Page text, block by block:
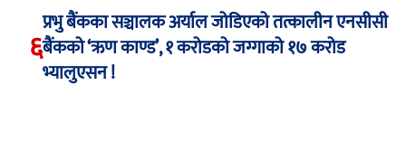
६
प्रभु बैंकका सञ्चालक अर्याल जोडिएको तत्कालीन एनसीसी
बैंकको ‘ऋण काण्ड’, १ करोडको जग्गाको १७ करोड
भ्यालुएसन !